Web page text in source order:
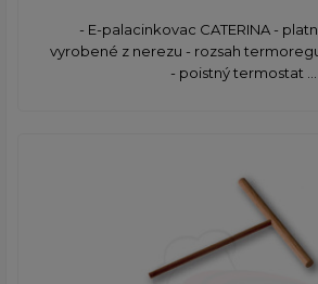
- E-palacinkovac CATERINA -
vyrobené z nerezu - rozsah
- poistný termostat ...